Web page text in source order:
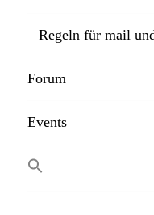
– Regeln für mail
Forum
Events
Search
for:
SEARCH BUTTON